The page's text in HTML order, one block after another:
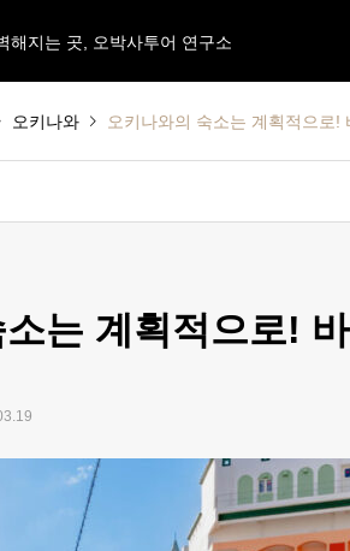
해지는 곳, 오박사투어 연구소
오키나와 오키나와의 숙소는 계획적으로!
는 계획적으로!